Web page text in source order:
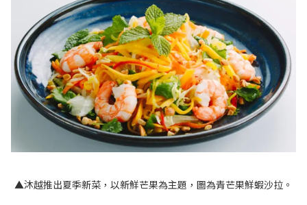
▲沐越推出夏季新菜，以新鮮芒果為主題，圖為青芒果鮮蝦沙拉。